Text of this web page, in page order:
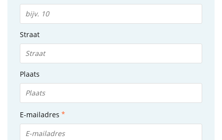
Straat
Plaats
E-mailadres